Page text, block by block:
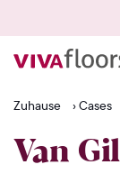
Zuhause ›Cases
Van